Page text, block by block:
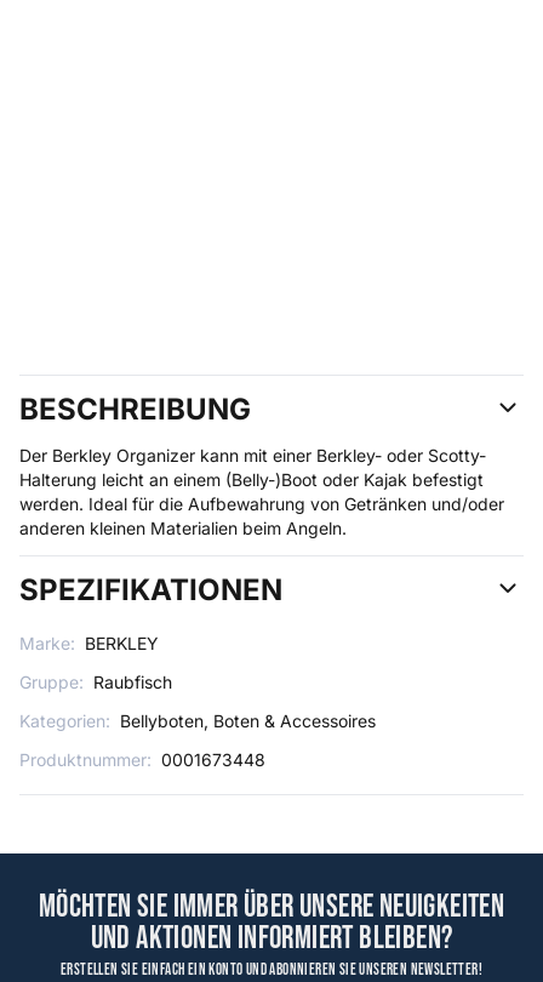
BESCHREIBUNG
Der Berkley Organizer kann mit einer Berkley- oder Scotty-
Halterung leicht an einem (Belly-)Boot oder Kajak befestigt
werden. Ideal für die Aufbewahrung von Getränken und/oder
anderen kleinen Materialien beim Angeln.
SPEZIFIKATIONEN
Marke: BERKLEY
Gruppe: Raubfisch
Kategorien: Bellyboten, Boten & Accessoires
Produktnummer: 0001673448
Möchten Sie immer über unsere Neuigkeiten
und Aktionen informiert bleiben?
Erstellen Sie einfach ein Konto und abonnieren Sie unseren Newsletter!